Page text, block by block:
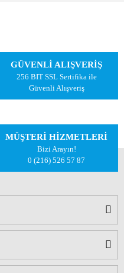
GÜVENLİ ALIŞVERİŞ
256 BIT SSL Sertifika ile
Güvenli Alışveriş
MÜŞTERİ HİZMETLERİ
Bizi Arayın!
0 (216) 526 57 87